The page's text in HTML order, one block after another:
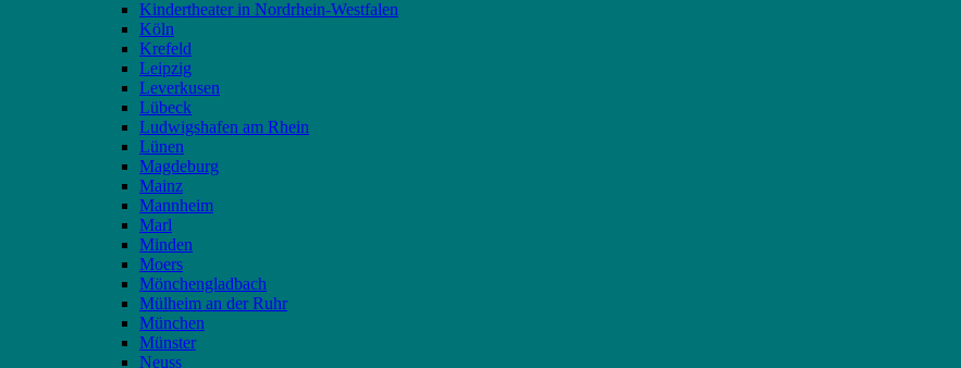
Kindertheater in Nordrhein-Westfalen
Köln
Krefeld
Leipzig
Leverkusen
Lübeck
Ludwigshafen am Rhein
Lünen
Magdeburg
Mainz
Mannheim
Marl
Minden
Moers
Mönchengladbach
Mülheim an der Ruhr
München
Münster
Neuss